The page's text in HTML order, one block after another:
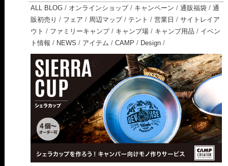
ALL BLOG / オンラインショップ/ キャンペーン /通販福袋 /通
販初売り / フェア / 周辺マップ/ テント /営業日 /サイトレイア
ウト / ファミリーキャンプ/ キャンプ場 / キャンプ用品 / イベン
ト情報 / NEWS / アイテム /CAMP / Design /